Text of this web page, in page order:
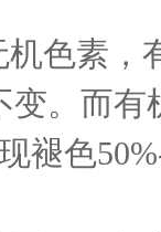
色素，
变。而
褪色